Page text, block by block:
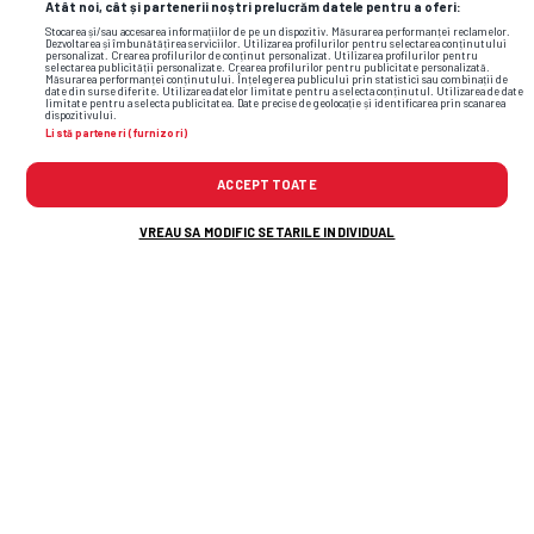
Atât noi, cât și partenerii noștri prelucrăm datele pentru a oferi:
Stocarea și/sau accesarea informațiilor de pe un dispozitiv. Măsurarea performanței reclamelor.
Dezvoltarea și îmbunătățirea serviciilor. Utilizarea profilurilor pentru selectarea conținutului
personalizat. Crearea profilurilor de conținut personalizat. Utilizarea profilurilor pentru
selectarea publicității personalizate. Crearea profilurilor pentru publicitate personalizată.
Măsurarea performanței conținutului. Înțelegerea publicului prin statistici sau combinații de
date din surse diferite. Utilizarea datelor limitate pentru a selecta conținutul. Utilizarea de date
limitate pentru a selecta publicitatea. Date precise de geolocație și identificarea prin scanarea
dispozitivului.
Listă parteneri (furnizori)
ACCEPT TOATE
VREAU SA MODIFIC SETARILE INDIVIDUAL